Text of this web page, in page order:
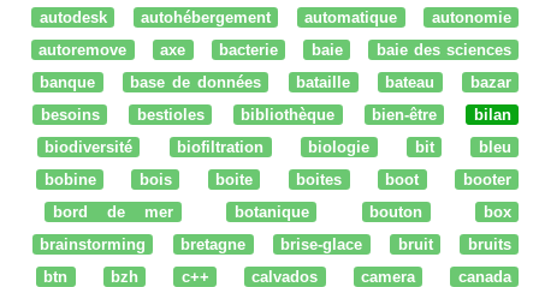
autodesk
autohébergement automatique
autonomie
autoremove
axe bacterie baie
baie des sciences
banque
base de données bataille bateau
bazar
besoins
bestioles bibliothèque bien-être
bilan
biodiversité
biofiltration biologie bit
bleu
bobine
bois boite boites boot
booter
bord de mer
botanique bouton
box
brainstorming
bretagne brise-glace bruit
bruits
btn
bzh c++ calvados camera
canada